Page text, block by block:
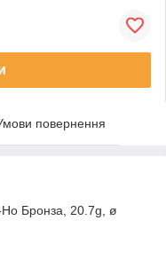
повернення
Ho Бронза, 20.7g, ø